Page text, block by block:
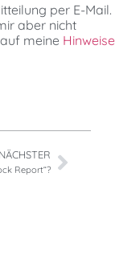
per E-Mail.
aber nicht
meine Hinweise
NÄCHSTER
Report“?